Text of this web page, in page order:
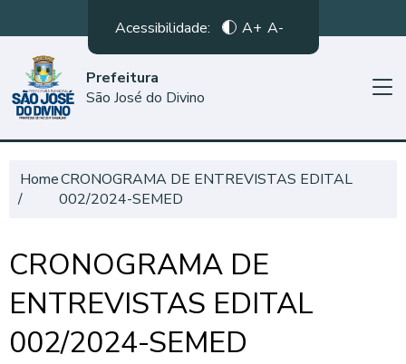
Acessibilidade: A+ A-
Prefeitura
São José do Divino
HomeCRONOGRAMA DE ENTREVISTAS EDITAL
002/2024-SEMED
CRONOGRAMA DE
ENTREVISTAS EDITAL
002/2024-SEMED